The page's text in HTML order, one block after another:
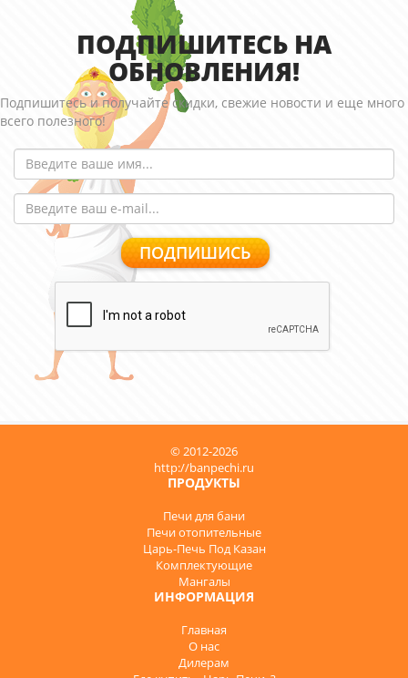
ПОДПИШИТЕСЬ НА
ОБНОВЛЕНИЯ!
Подпишитесь и получайте скидки, свежие новости и еще много
всего полезного!
© 2012-2026
http://banpechi.ru
ПРОДУКТЫ
Печи для бани
Печи отопительные
Царь-Печь Под Казан
Комплектующие
Мангалы
ИНФОРМАЦИЯ
Главная
О нас
Дилерам